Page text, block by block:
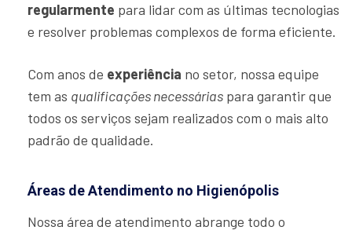
regularmente para lidar com as últimas tecnologias
e resolver problemas complexos de forma eficiente.
Com anos de experiência no setor, nossa equipe
tem as qualificações necessárias para garantir que
todos os serviços sejam realizados com o mais alto
padrão de qualidade.
Áreas de Atendimento no Higienópolis
Nossa área de atendimento abrange todo o